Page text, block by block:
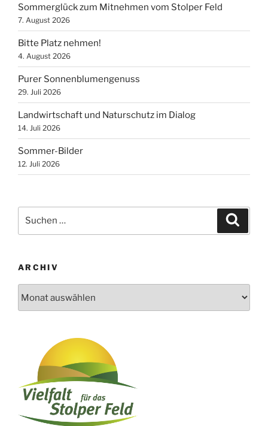
Sommerglück zum Mitnehmen vom Stolper Feld
7. August 2026
Bitte Platz nehmen!
4. August 2026
Purer Sonnenblumengenuss
29. Juli 2026
Landwirtschaft und Naturschutz im Dialog
14. Juli 2026
Sommer-Bilder
12. Juli 2026
nach:
ARCHIV